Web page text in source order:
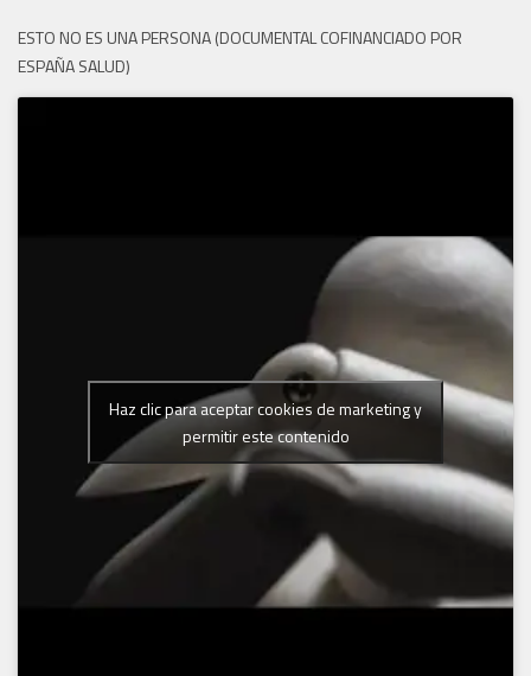
ESTO NO ES UNA PERSONA (DOCUMENTAL COFINANCIADO POR
ESPAÑA SALUD)
Haz clic para aceptar cookies de marketing y
permitir este contenido